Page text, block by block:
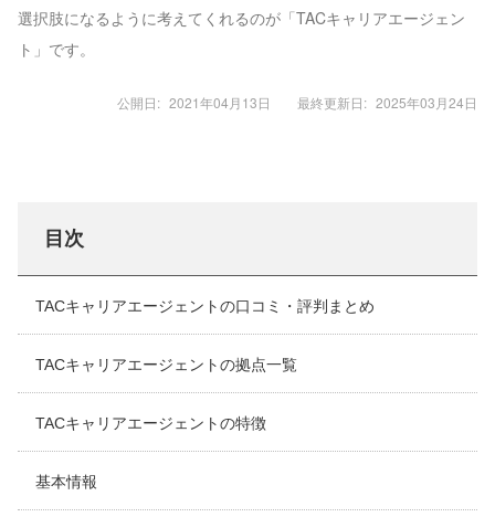
選択肢になるように考えてくれるのが「TACキャリアエージェン
ト」です。
公開日: 2021年04月13日 最終更新日: 2025年03月24日
目次
TACキャリアエージェントの口コミ・評判まとめ
TACキャリアエージェントの拠点一覧
TACキャリアエージェントの特徴
基本情報